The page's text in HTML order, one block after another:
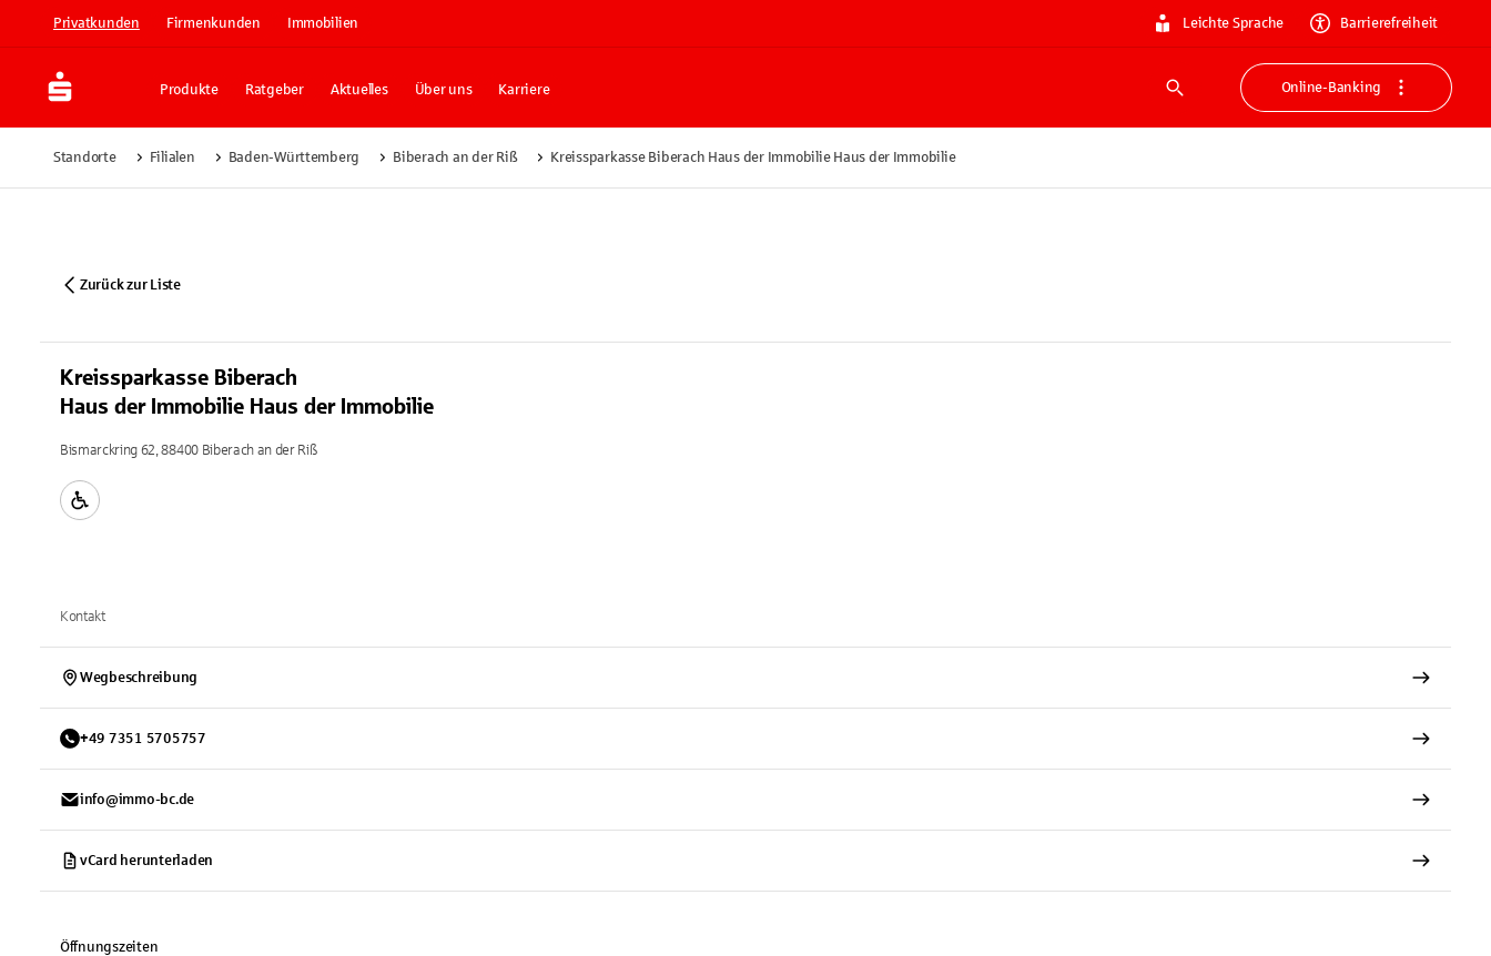
Privatkunden Firmenkunden Immobilien Leichte Sprache Barrierefreiheit
Produkte Ratgeber Aktuelles Über uns Karriere
Suche
Online-Banking
Standorte Filialen Baden-Württemberg Biberach an der Riß Kreissparkasse Biberach Haus der Immobilie Haus der Immobilie
Zurück zur Liste
Kreissparkasse Biberach
Haus der Immobilie Haus der Immobilie
Bismarckring 62, 88400 Biberach an der Riß
Kontakt
Wegbeschreibung
+49 7351 5705757
info@immo-bc.de
vCard herunterladen
Öffnungszeiten